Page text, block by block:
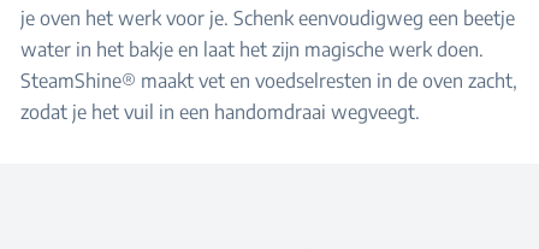
je oven het werk voor je. Schenk eenvoudigweg een beetje
water in het bakje en laat het zijn magische werk doen.
SteamShine® maakt vet en voedselresten in de oven zacht,
zodat je het vuil in een handomdraai wegveegt.